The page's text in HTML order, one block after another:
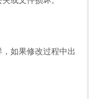
如果修改过程中出